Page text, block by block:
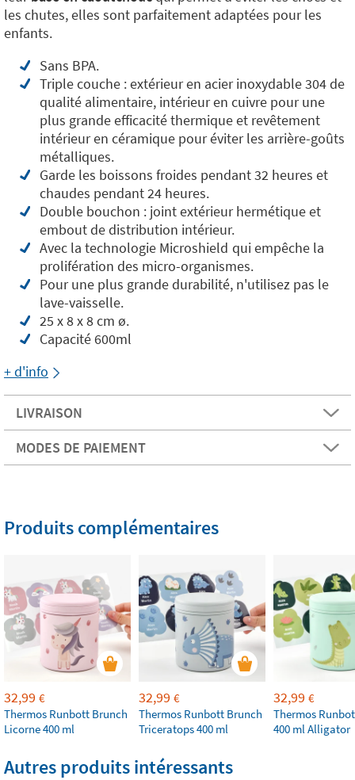
les chutes, elles sont parfaitement adaptées pour les
enfants.
Sans BPA.
Triple couche : extérieur en acier inoxydable 304 de
qualité alimentaire, intérieur en cuivre pour une
plus grande efficacité thermique et revêtement
intérieur en céramique pour éviter les arrière-goûts
métalliques.
Garde les boissons froides pendant 32 heures et
chaudes pendant 24 heures.
Double bouchon : joint extérieur hermétique et
embout de distribution intérieur.
Avec la technologie Microshield qui empêche la
prolifération des micro-organismes.
Pour une plus grande durabilité, n'utilisez pas le
lave-vaisselle.
25 x 8 x 8 cm ø.
Capacité 600ml
+ d'info
LIVRAISON
MODES DE PAIEMENT
Produits complémentaires
32,99 €
Thermos Runbott Brunch
Licorne 400 ml
32,99 €
Thermos Runbott Brunch
Triceratops 400 ml
32,99 €
Thermos
400 ml Alligator
Autres produits intéressants